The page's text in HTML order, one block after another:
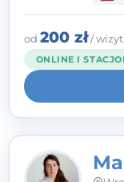
od 200 zł/
ONLINE I